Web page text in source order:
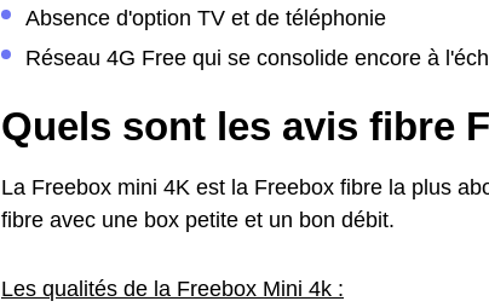
Absence d'option TV et de téléphonie
Réseau 4G Free qui se consolide encore à
Quels sont les avis fibre
La Freebox mini 4K est la Freebox fibre la plus
fibre avec une box petite et un bon débit.
Les qualités de la Freebox Mini 4k :